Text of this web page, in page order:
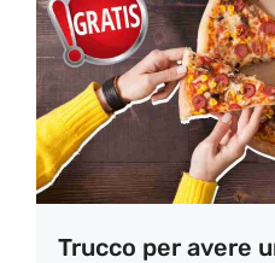
Trucco per avere